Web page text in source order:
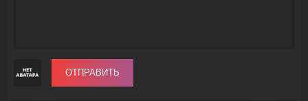
ОТПРАВИТЬ